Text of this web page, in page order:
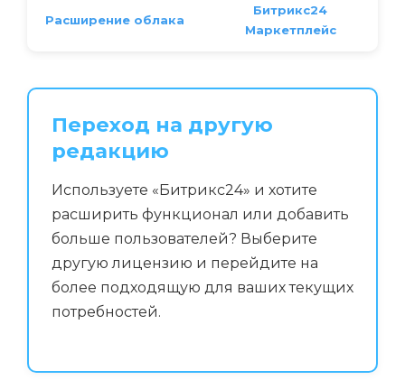
Расширение облака
Битрикс24
Маркетплейс
Переход на другую
редакцию
Используете «Битрикс24» и хотите
расширить функционал или добавить
больше пользователей? Выберите
другую лицензию и перейдите на
более подходящую для ваших текущих
потребностей.